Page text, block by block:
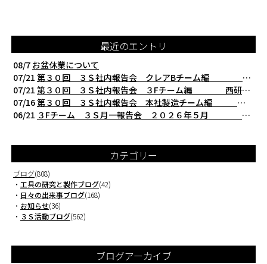
最近のエントリ
08/7 お盆休業について
07/21 第３０回 ３Ｓ社内報告会 クレアBチーム編 西研の３Ｓ活動（整理・整頓・清掃
07/21 第３０回 ３Ｓ社内報告会 ３Fチーム編 西研の３Ｓ活動（整理・整頓・清掃）
07/16第３０回 ３Ｓ社内報告会 本社製造チーム編 西研の３Ｓ活動（整理・整頓・清掃
06/21 ３Fチーム ３Ｓ月一報告会 ２０２６年５月 切削工具を考える西研より
カテゴリー
ブログ(808)
・ 工具の研究と製作ブログ(42)
・ 日々の出来事ブログ(168)
・ お知らせ(36)
・ ３Ｓ活動ブログ(562)
ブログアーカイブ